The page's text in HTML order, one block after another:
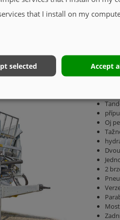
(OBJEM
Oj
2
that I install on my
selected Accept